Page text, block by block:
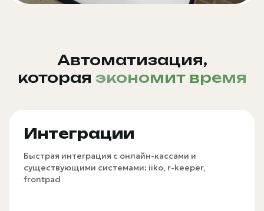
Автоматизация,
которая экономит время
Интеграции
Быстрая интеграция с онлайн-кассами и
существующими системами: iiko, r-keeper,
frontpad